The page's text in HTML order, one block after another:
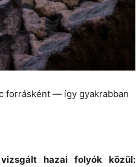
forrásként — így gyakrabban
hazai folyók közül: